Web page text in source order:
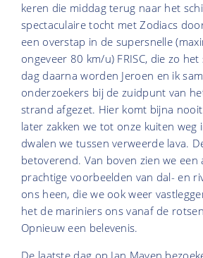
keren die middag terug naar het
spectaculaire tocht met Zodiacs
een overstap in de supersnelle
ongeveer 80 km/u) FRISC, die zo
dag daarna worden Jeroen en ik
onderzoekers bij de zuidpunt van
strand afgezet. Hier komt bijna
later zakken we tot onze kuiten weg
dwalen we tussen verweerde lava.
betoverend. Van boven zien we een
prachtige voorbeelden van dal- en
ons heen, die we ook weer
het de mariniers ons vanaf de
Opnieuw een belevenis.